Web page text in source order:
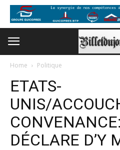
Home Politique
ETATS-
UNIS/
DÉCLARE D’Y